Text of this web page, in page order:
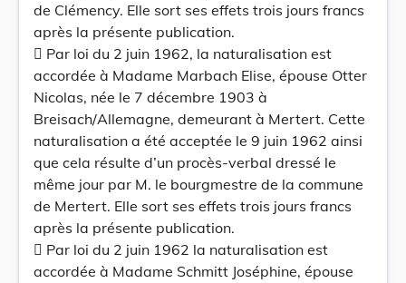
de Clémency. Elle sort ses effets trois jours francs
après la présente publication.
 Par loi du 2 juin 1962, la naturalisation est
accordée à Madame Marbach Elise, épouse Otter
Nicolas, née le 7 décembre 1903 à
Breisach/Allemagne, demeurant à Mertert. Cette
naturalisation a été acceptée le 9 juin 1962 ainsi
que cela résulte d’un procès-verbal dressé le
même jour par M. le bourgmestre de la commune
de Mertert. Elle sort ses effets trois jours francs
après la présente publication.
 Par loi du 2 juin 1962 la naturalisation est
accordée à Madame Schmitt Joséphine, épouse